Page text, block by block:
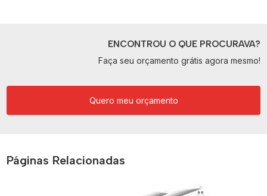
ENCONTROU O QUE PROCURAVA?
Faça seu orçamento grátis agora mesmo!
Quero meu orçamento
Páginas Relacionadas